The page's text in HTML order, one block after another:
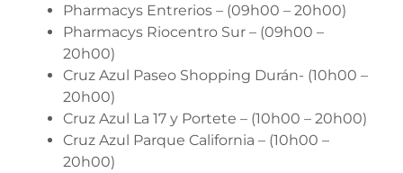
Pharmacys Entrerios – (09h00 – 20h00)
Pharmacys Riocentro Sur – (09h00 –
20h00)
Cruz Azul Paseo Shopping Durán- (10h00 –
20h00)
Cruz Azul La 17 y Portete – (10h00 – 20h00)
Cruz Azul Parque California – (10h00 –
20h00)